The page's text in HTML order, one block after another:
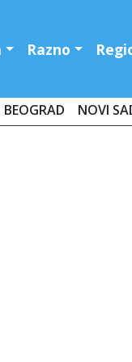
Razno
BEOGRAD NOVI